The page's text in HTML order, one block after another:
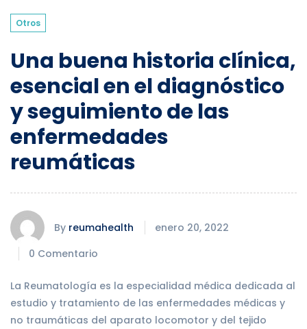
Otros
Una buena historia clínica,
esencial en el diagnóstico
y seguimiento de las
enfermedades
reumáticas
By reumahealth
enero 20, 2022
0 Comentario
La Reumatología es la especialidad médica dedicada al
estudio y tratamiento de las enfermedades médicas y
no traumáticas del aparato locomotor y del tejido